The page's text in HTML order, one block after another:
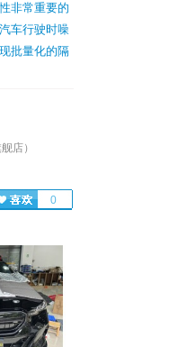
非常重要的
车行驶时噪
批量化的隔
店）
0